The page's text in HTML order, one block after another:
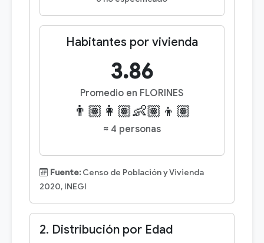
Habitantes por vivienda
3.86
Promedio en FLORINES
👨🏽👩🏽👶🏽👦🏽
≈ 4 personas
Fuente: Censo de Población y Vivienda
2020, INEGI
2. Distribución por Edad